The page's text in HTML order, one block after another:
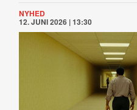
NYHED
12. JUNI 2026 | 13:30